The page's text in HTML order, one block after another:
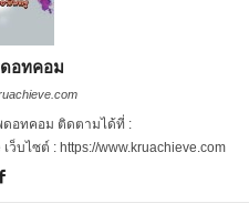
อทคอม
ดอทคอม ติดตามได้ที่ :
ว็บไซต์ : https://www.kruachieve.com